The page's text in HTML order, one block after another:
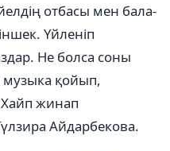
отбасы мен бала-
Үйленіп
Не болса соны
музыка қойып,
жинап
Айдарбекова.